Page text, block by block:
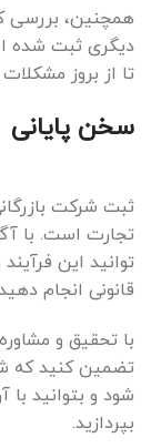
همچنین، بررسی
دیگری ثبت شده
تا از بروز
سخن پایانی
ثبت شرکت
تجارت است. با
توانید این
قانونی انجام
با تحقیق و
تضمین کنید که
شود و بتوانید
بپردازید.